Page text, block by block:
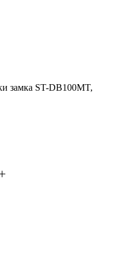
замка ST-DB100MT,